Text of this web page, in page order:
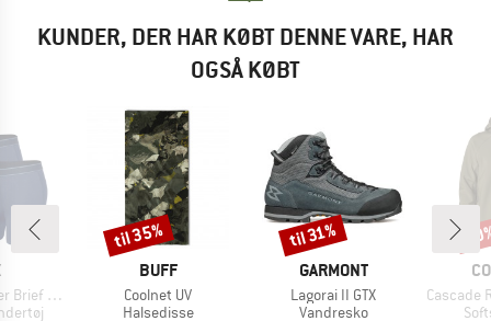
KUNDER, DER HAR KØBT DENNE VARE, HAR
OGSÅ KØBT
3-Pack
MÆRKE
BUFF
Artikel
Coolnet UV
Produktgruppe
Halsedisse
Rabat
til 35%
MÆRKE
GARMONT
Artikel
Lagorai II GTX
Produktgruppe
Vandresko
Rabat
til 31%
Artikel
Cascade